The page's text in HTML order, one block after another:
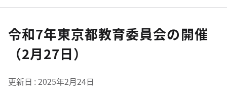
令和7年東京都教育委員会の開催
（2月27日）
更新日 2025年2月24日